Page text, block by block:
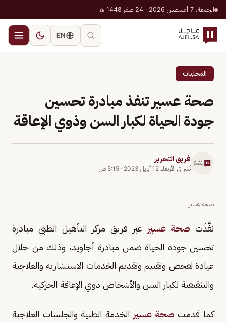
الجمعة، 7 أغسطس 2026 · 24 صفر 1448 هـ
EN
المحليات
صحة عسير تنفذ مبادرة تحسين
جودة الحياة لكبار السن وذوي الإعاقة
فريق التحرير
نُشر في الأربعاء 12 أبريل 2023 · 5:15 ص
صحة عسير
نفَّذَت صحة عسير عبر فريق مركز التأهيل الطبي مبادرة
تحسين جودة الحياة ضمن مبادرة أجاويد، وذلك من خلال
عيادة لفحص وتقييم وتقديم الخدمات الاستشارية والعلاجية
والتثقيفية لكبار السن والأشخاص ذوي الإعاقة الحركية.
كما قدمت صحة عسير الخدمة الطبية والجلسات العلاجية